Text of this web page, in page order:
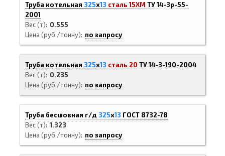
Труба котельная 325х13 сталь 15ХМ ТУ 14-3р-55-
2001
Вес (т)
0.555
Цена (руб./тонну)
по запросу
Труба котельная 325х13 сталь 20 ТУ 14-3-190-2004
Вес (т)
0.235
Цена (руб./тонну)
по запросу
Труба бесшовная г/д 325х13 ГОСТ 8732-78
Вес (т) 1.323
Цена (руб./тонну)
по запросу